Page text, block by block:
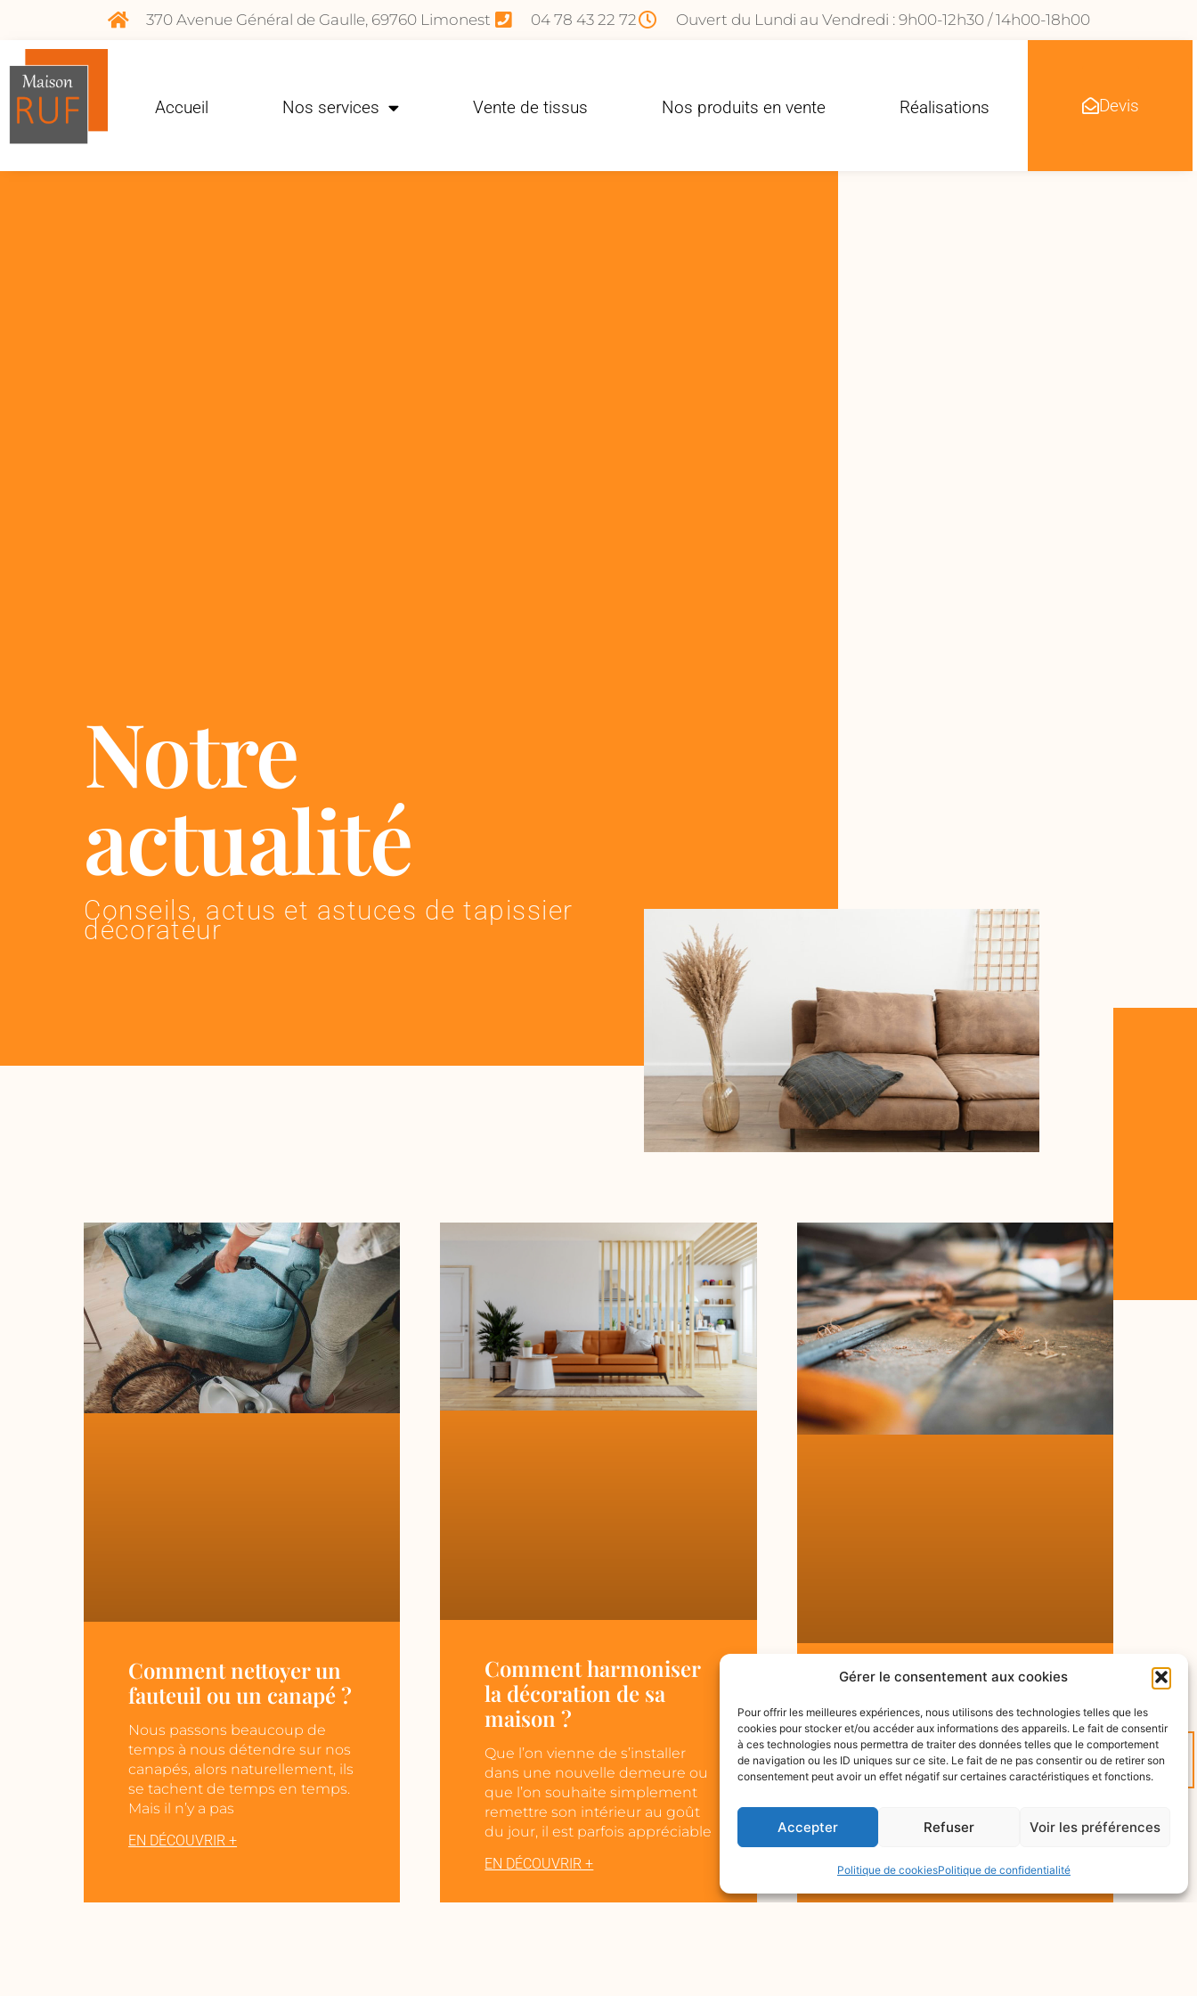
Gérer le consentement aux cookies
Pour offrir les meilleures expériences, nous utilisons des technologies telles que les
cookies pour stocker et/ou accéder aux informations des appareils. Le fait de consentir
à ces technologies nous permettra de traiter des données telles que le comportement
de navigation ou les ID uniques sur ce site. Le fait de ne pas consentir ou de retirer son
consentement peut avoir un effet négatif sur certaines caractéristiques et fonctions.
Accepter Refuser Voir les préférences
Politique de cookiesPolitique de confidentialité
370 Avenue Général de Gaulle, 69760 Limonest 04 78 43 22 72 Ouvert du Lundi au Vendredi : 9h00-12h30 / 14h00-18h00
Accueil Nos services Vente de tissus Nos produits en vente Réalisations Devis
Notre
actualité
Conseils, actus et astuces de tapissier
décorateur
Comment nettoyer un
fauteuil ou un canapé ?
Nous passons beaucoup de
temps à nous détendre sur nos
canapés, alors naturellement, ils
se tachent de temps en temps.
Mais il n’y a pas
EN DÉCOUVRIR +
Comment harmoniser
la décoration de sa
maison ?
Que l’on vienne de s’installer
dans une nouvelle demeure ou
que l’on souhaite simplement
remettre son intérieur au goût
du jour, il est parfois appréciable
EN DÉCOUVRIR +
Pour quelles raisons
faire appel à un
tapissier décorateur ?
En quoi consiste le métier de
Réfections de tous types de
sièges. Le tapissier est là pour